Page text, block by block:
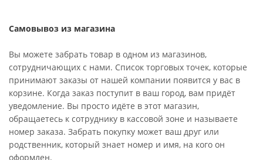
Самовывоз из магазина
Вы можете забрать товар в одном из магазинов,
сотрудничающих с нами. Список торговых точек, которые
принимают заказы от нашей компании появится у вас в
корзине. Когда заказ поступит в ваш город, вам придёт
уведомление. Вы просто идёте в этот магазин,
обращаетесь к сотруднику в кассовой зоне и называете
номер заказа. Забрать покупку может ваш друг или
родственник, который знает номер и имя, на кого он
оформлен.